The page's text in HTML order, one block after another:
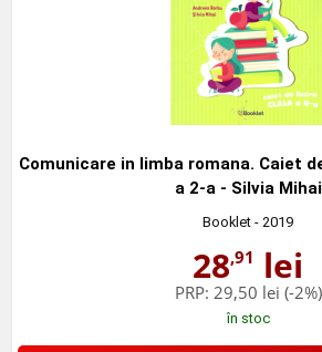
Comunicare in limba romana. Caiet
a 2-a - Silvia Mihai
Booklet - 2019
28,91 lei
PRP: 29,50 lei (-2%)
în stoc